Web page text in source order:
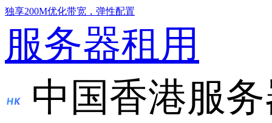
独享200M优化带宽，弹性配置
服务器租用
中国香港服